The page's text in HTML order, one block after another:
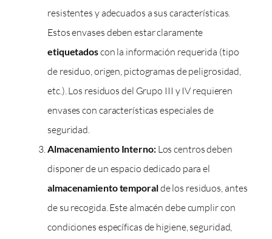
resistentes y adecuados a sus características.
Estos envases deben estar claramente
etiquetadoscon la información requerida (tipo
de residuo, origen, pictogramas de peligrosidad,
etc.). Los residuos del Grupo III y IV requieren
envases con características especiales de
seguridad.
Almacenamiento Interno:Los centros deben
disponer de un espacio dedicado para el
almacenamiento temporalde los residuos, antes
de su recogida. Este almacén debe cumplir con
condiciones específicas de higiene, seguridad,